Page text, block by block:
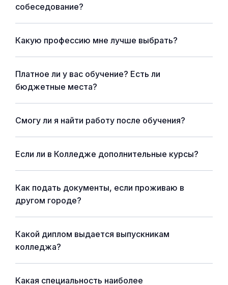
собеседование?
Какую профессию мне лучше выбрать?
Платное ли у вас обучение? Есть ли
бюджетные места?
Смогу ли я найти работу после обучения?
Если ли в Колледже дополнительные курсы?
Как подать документы, если проживаю в
другом городе?
Какой диплом выдается выпускникам
колледжа?
Какая специальность наиболее